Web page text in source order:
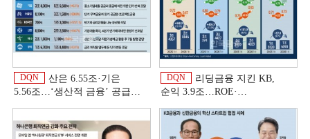
DQN
산은 6.55조·기은
5.56조…‘생산적 금융ʼ 공급
DQN
리딩금융 지킨 KB,
순익 3.9조…ROE·
상반기 금융 리그테이블]